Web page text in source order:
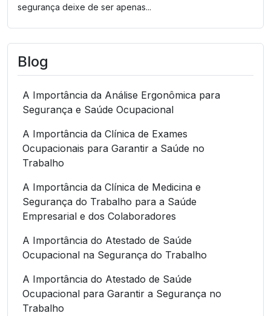
segurança deixe de ser apenas...
Blog
A Importância da Análise Ergonômica para
Segurança e Saúde Ocupacional
A Importância da Clínica de Exames
Ocupacionais para Garantir a Saúde no
Trabalho
A Importância da Clínica de Medicina e
Segurança do Trabalho para a Saúde
Empresarial e dos Colaboradores
A Importância do Atestado de Saúde
Ocupacional na Segurança do Trabalho
A Importância do Atestado de Saúde
Ocupacional para Garantir a Segurança no
Trabalho